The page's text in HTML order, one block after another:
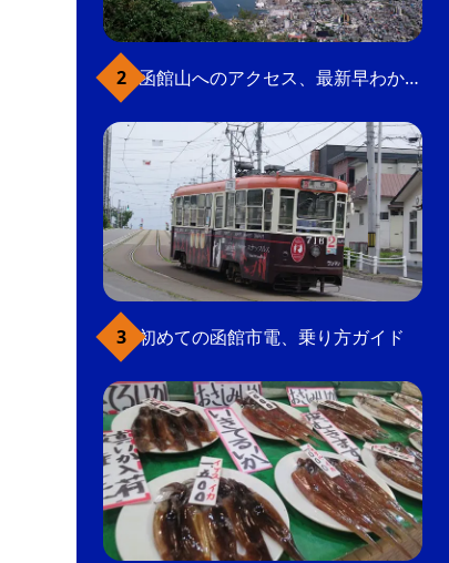
函館山へのアクセス、最新早わかりガイド
初めての函館市電、乗り方ガイド